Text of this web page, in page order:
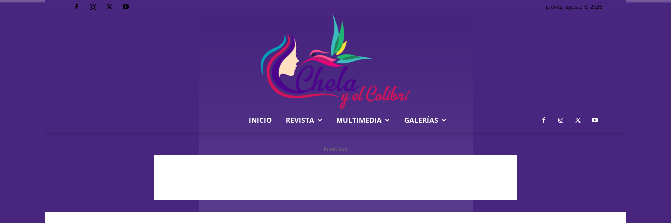
jueves, agosto 6, 2026
INICIO REVISTA MULTIMEDIA GALERÍAS
Publicidad